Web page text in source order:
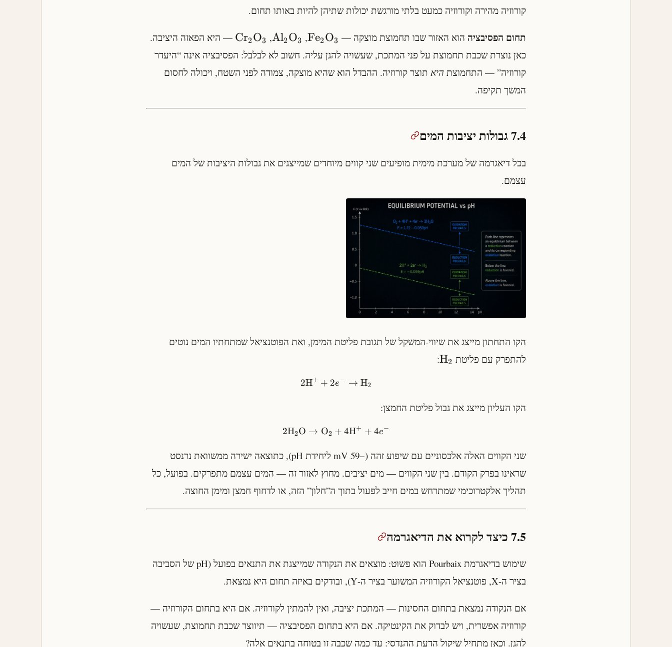
קורוזיה מהירה וקורוזיה כמעט בלתי מורגשת יכולות שתיהן להיות באותו תחום.
תחום הפסיבציה הוא האזור שבו תחמוצת מוצקה — Fe2O3
,
Al2O3
,
Cr2O3
— היא הפאזה היציבה.
כאן נוצרת שכבת תחמוצת על פני המתכת, שעשויה להגן עליה. חשוב לא לבלבל: הפסיבציה אינה “היעדר
קורוזיה” — התחמוצתהיא תוצר קורוזיה. ההבדל הוא שהיא מוצקה, צמודה לפני השטח, ויכולה לחסום
המשך תקיפה.
7.4 גבולות יציבות המים
בכל דיאגרמה של מערכת מימית מופיעים שני קווים מיוחדים שמייצגים את גבולות היציבות של המים
עצמם.
הקו התחתון מייצג את שיווי-המשקל של תגובת פליטת המימן, ואת הפוטנציאל שמתחתיו המים נוטים
להתפרק עם פליטת
H2
:
2H+ + 2e− → H2
הקו העליון מייצג את גבול פליטת החמצן:
2H2O → O2 + 4H+ + 4e−
שני הקווים האלה אלכסוניים עם שיפוע זהה (−59 mV ליחידת pH), כתוצאה ישירה ממשוואת נרנסט
שראינו בפרק הקודם. בין שני הקווים — מים יציבים. מחוץ לאזור זה — המים עצמם מתפרקים. בפועל, כל
תהליך אלקטרוכימי שמתרחש במים חייב לפעול בתוך ה”חלון” הזה, או לדחוף חמצן ומימן החוצה.
7.5 כיצד לקרוא את הדיאגרמה
שימוש בדיאגרמת Pourbaix הוא פשוט: מוצאים את הנקודה שמייצגת את התנאים בפועל (pH של הסביבה
בציר ה-X, פוטנציאל הקורוזיה המשוער בציר ה-Y), ובודקים באיזה תחום היא נמצאת.
אם הנקודה נמצאת בתחום החסינות — המתכת יציבה, ואין להמתין לקורוזיה. אם היא בתחום הקורוזיה —
קורוזיה אפשרית, ויש לבדוק את הקינטיקה. אם היא בתחום הפסיבציה — תיווצר שכבת תחמוצת, שעשויה
להגן. וכאן מתחיל שיקול הדעת ההנדסי: עד כמה שכבה זו בטוחה בתנאים אלה?